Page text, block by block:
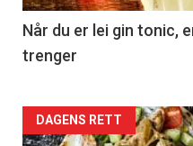
Når du er lei gin tonic,
trenger
Forsiden
DAGENS RETT